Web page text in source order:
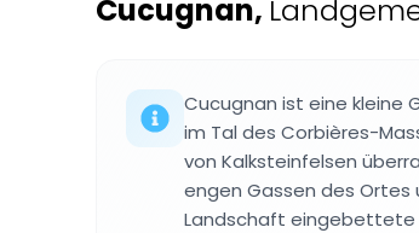
Cucugnan,
Cucugnan ist eine kleine
im Tal des Corbières-
von Kalksteinfelsen
engen Gassen des
Landschaft eingebettete